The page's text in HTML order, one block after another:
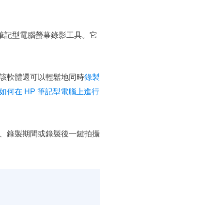
記型電腦螢幕錄影工具。它
軟體還可以輕鬆地同時錄製
何在 HP 筆記型電腦上進行
錄製期間或錄製後一鍵拍攝